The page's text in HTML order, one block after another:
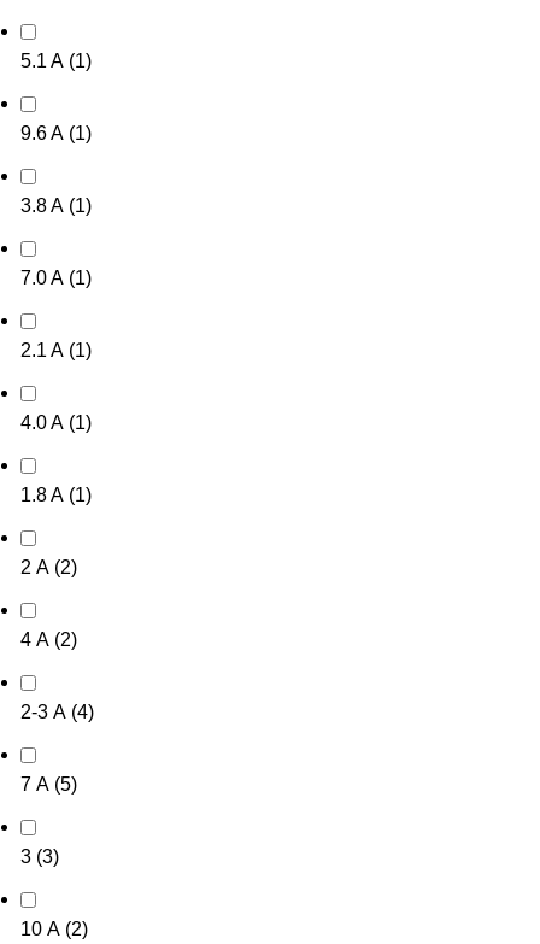
5.1 A (1)
9.6 A (1)
3.8 A (1)
7.0 A (1)
2.1 A (1)
4.0 A (1)
1.8 A (1)
2 А (2)
4 А (2)
2-3 А (4)
7 А (5)
3 (3)
10 А (2)